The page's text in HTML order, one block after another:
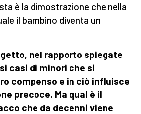
è la dimostrazione che nella
il bambino diventa un
nel rapporto spiegate
casi di minori che si
compenso e in ciò influisce
precoce. Ma qual è il
che da decenni viene